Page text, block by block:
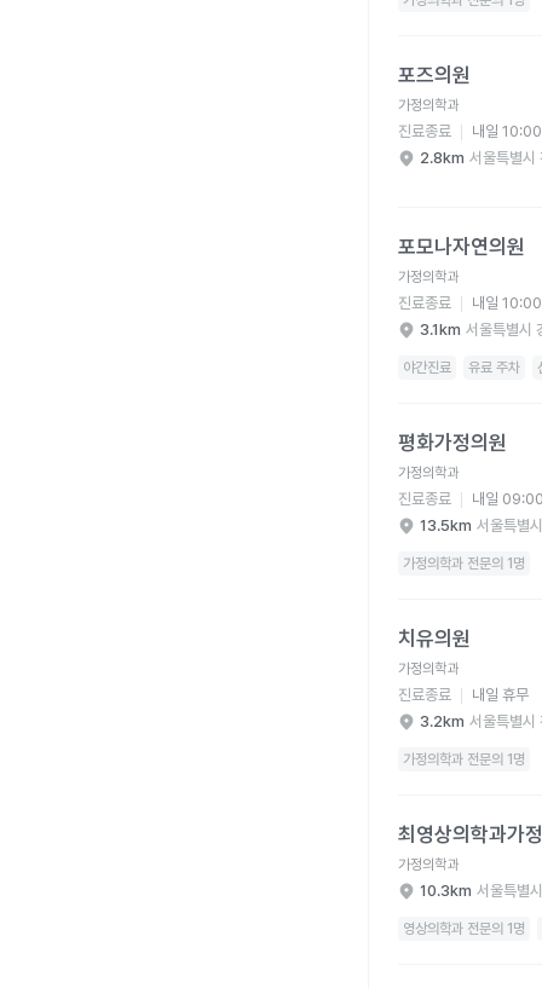
포즈의원
가정의학과
진료종료
내일
2.8km 서울특별시
포모나자연의원
가정의학과
진료종료
내일
3.1km 서울특별시
야간진료 유료 주차
평화가정의원
가정의학과
진료종료
내일
13.5km 서울특별
가정의학과 전문의 1명
치유의원
가정의학과
진료종료
내일 휴무
3.2km 서울특별시
가정의학과 전문의 1명
최영상의학과가
가정의학과
10.3km 서울특별
영상의학과 전문의 1명